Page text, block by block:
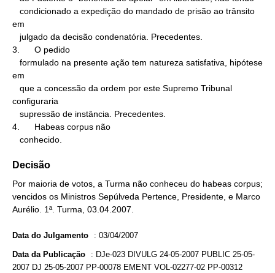
em
3.      O pedido
em
configuraria
4.      Habeas corpus não
   conhecido.
Decisão
Por maioria de votos, a Turma não conheceu do habeas corpus;
vencidos os Ministros Sepúlveda Pertence, Presidente, e Marco
Aurélio. 1ª. Turma, 03.04.2007.
Data do Julgamento : 03/04/2007
Data da Publicação : DJe-023 DIVULG 24-05-2007 PUBLIC 25-05-
2007 DJ 25-05-2007 PP-00078 EMENT VOL-02277-02 PP-00312